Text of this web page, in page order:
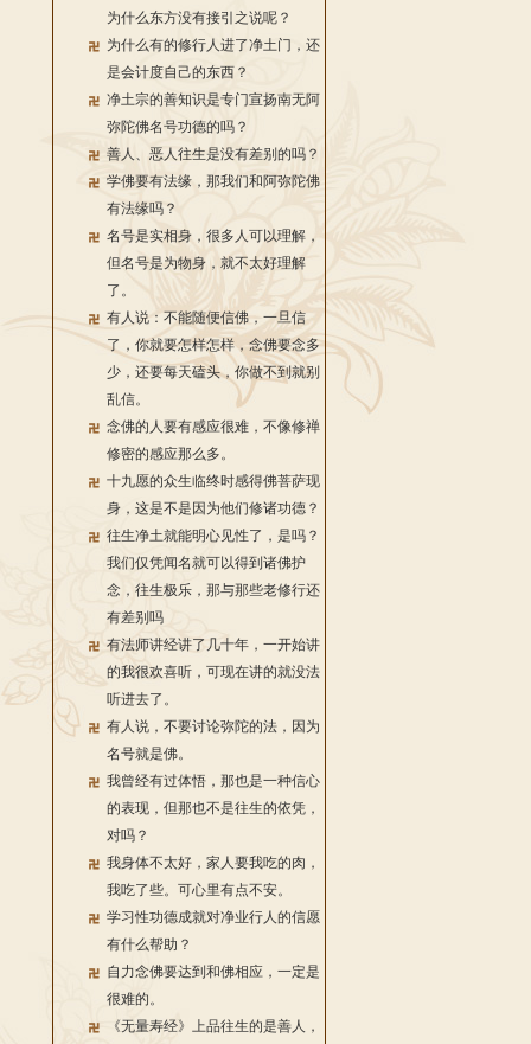
为什么东方没有接引之说呢？
为什么有的修行人进了净土门，还
是会计度自己的东西？
净土宗的善知识是专门宣扬南无阿
弥陀佛名号功德的吗？
善人、恶人往生是没有差别的吗？
学佛要有法缘，那我们和阿弥陀佛
有法缘吗？
名号是实相身，很多人可以理解，
但名号是为物身，就不太好理解
了。
有人说：不能随便信佛，一旦信
了，你就要怎样怎样，念佛要念多
少，还要每天磕头，你做不到就别
乱信。
念佛的人要有感应很难，不像修禅
修密的感应那么多。
十九愿的众生临终时感得佛菩萨现
身，这是不是因为他们修诸功德？
往生净土就能明心见性了，是吗？
我们仅凭闻名就可以得到诸佛护
念，往生极乐，那与那些老修行还
有差别吗
有法师讲经讲了几十年，一开始讲
的我很欢喜听，可现在讲的就没法
听进去了。
有人说，不要讨论弥陀的法，因为
名号就是佛。
我曾经有过体悟，那也是一种信心
的表现，但那也不是往生的依凭，
对吗？
我身体不太好，家人要我吃的肉，
我吃了些。可心里有点不安。
学习性功德成就对净业行人的信愿
有什么帮助？
自力念佛要达到和佛相应，一定是
很难的。
《无量寿经》上品往生的是善人，